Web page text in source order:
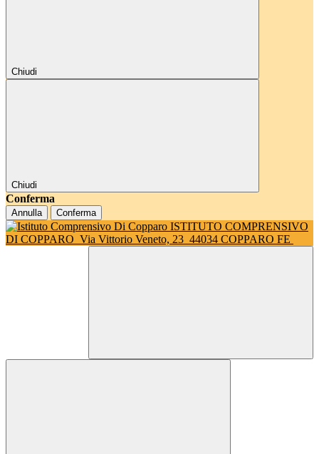
Chiudi
Chiudi
Conferma
Annulla Conferma
ISTITUTO COMPRENSIVO
DI COPPARO Via Vittorio Veneto, 23 44034 COPPARO FE